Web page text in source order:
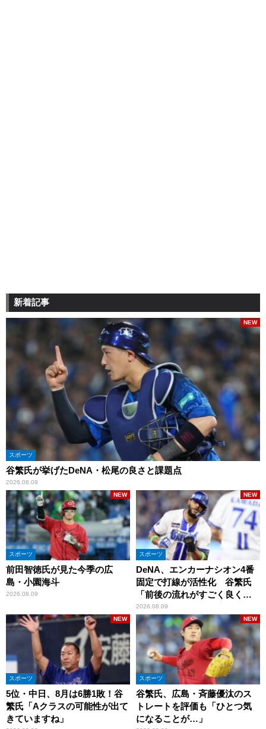
新着記事
スポーツ
谷繁氏が挙げたDeNA・松尾の良さと課題点
2026.08.09
NEW
スポーツ
前田智徳氏が見た今季の広
島・小園海斗
2026.08.09
NEW
スポーツ
DeNA、エンカーナシオン4番
固定で打線が活性化 谷繁氏
「前後の流れがすごく良くな
りましたね」
2026.08.09
NEW
スポーツ
5位・中日、8月は6勝1敗！谷
繁氏「Aクラスの可能性が出て
きていますね」
NEW
スポーツ
谷繁氏、広島・斉藤優汰のス
トレートを評価も「ひとつ気
になることが…」
NEW